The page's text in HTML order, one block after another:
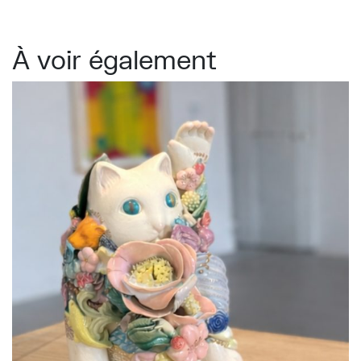
À voir également